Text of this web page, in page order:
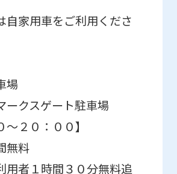
自家用車をご利用くださ
場
ークスゲート駐車場
～２０：００】
無料
用者１時間３０分無料追
an
accurate
may
differ
the